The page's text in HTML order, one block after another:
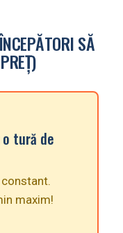
SĂ
o tură de
maxim!